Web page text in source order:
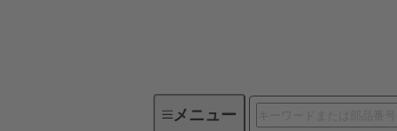
メニューデバイスコネクティビティ